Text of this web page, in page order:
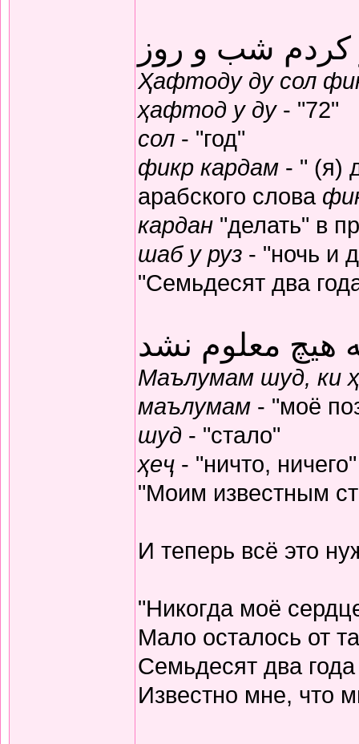
کردم شب و روز
Ҳафтоду ду сол
ҳафтод у ду- "72"
сол - "год"
фикр кардам - " (я)
арабского слова
кардан "делать" в
шаб у руз - "ночь и
"Семьдесят два
هیچ معلوم نشد
Маълумам шуд, ки
маълумам - "моё
шуд - "стало"
ҳеҷ - "ничто, ничего"
"Моим известным
И теперь всё это
"Никогда моё
Мало осталось от
Семьдесят два
Известно мне, что